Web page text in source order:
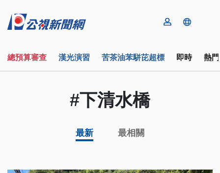
總預算審查 漢光演習 苦茶油苯駢芘超標 即時 熱
#下清水橋
最新 最相關